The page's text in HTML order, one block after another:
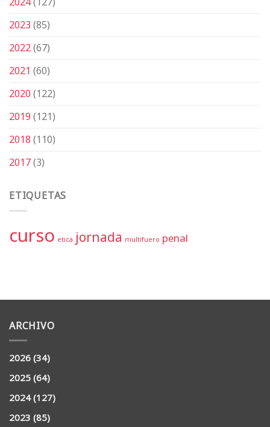
2023(85)
2022(67)
2021 (60)
2020(122)
2019(121)
2018(110)
2017(3)
ETIQUETAS
curso etica jornada multifuero penal
ARCHIVO
2026(34)
2025(64)
2024(127)
2023(85)